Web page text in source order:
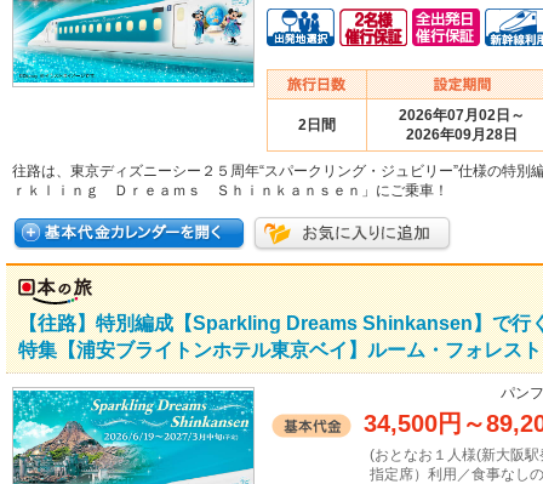
2日間
2026年07月02日～
2026年09月28日
往路は、東京ディズニーシー２５周年“スパークリング・ジュビリー”仕様の特別
ｒｋｌｉｎｇ Ｄｒｅａｍｓ Ｓｈｉｎｋａｎｓｅｎ」にご乗車！
【往路】特別編成【Sparkling Dreams Shinkansen】で行
特集【浦安ブライトンホテル東京ベイ】ルーム・フォレス
パン
34,500円 ～
(おとなお１人様(新大阪
指定席）利用／食事なし